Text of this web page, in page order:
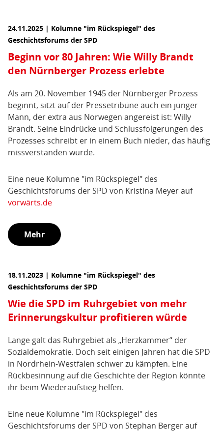
24.11.2025 | Kolumne "im Rückspiegel" des
Geschichtsforums der SPD
Beginn vor 80 Jahren: Wie Willy Brandt
den Nürnberger Prozess erlebte
Als am 20. November 1945 der Nürnberger Prozess
beginnt, sitzt auf der Pressetribüne auch ein junger
Mann, der extra aus Norwegen angereist ist: Willy
Brandt. Seine Eindrücke und Schlussfolgerungen des
Prozesses schreibt er in einem Buch nieder, das häufig
missverstanden wurde.
Eine neue Kolumne "im Rückspiegel" des
Geschichtsforums der SPD von Kristina Meyer auf
vorwärts.de
Mehr
18.11.2023 | Kolumne "im Rückspiegel" des
Geschichtsforums der SPD
Wie die SPD im Ruhrgebiet von mehr
Erinnerungskultur profitieren würde
Lange galt das Ruhrgebiet als „Herzkammer“ der
Sozialdemokratie. Doch seit einigen Jahren hat die SPD
in Nordrhein-Westfalen schwer zu kämpfen. Eine
Rückbesinnung auf die Geschichte der Region könnte
ihr beim Wiederaufstieg helfen.
Eine neue Kolumne "im Rückspiegel" des
Geschichtsforums der SPD von Stephan Berger auf